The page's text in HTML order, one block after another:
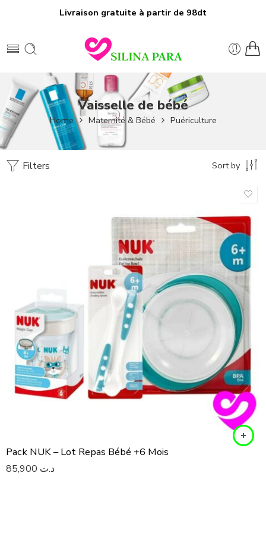
Livraison gratuite à partir de 98dt
Vaisselle de bébé
Home Maternité & Bébé Puériculture
Filters Sort by
Pack NUK – Lot Repas Bébé +6 Mois
د.ت